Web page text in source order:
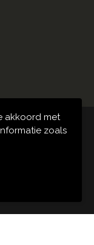
akkoord met
zoals